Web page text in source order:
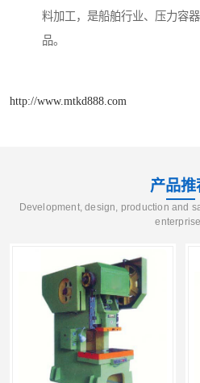
料加工，是船舶行业、压力容
品。
http://www.mtkd888.com
产品推
Development, design, production and